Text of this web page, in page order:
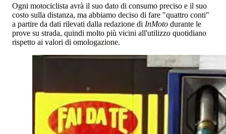
Ogni motociclista avrà il suo dato di consumo preciso e il suo
costo sulla distanza, ma abbiamo deciso di fare "quattro conti"
a partire da dati rilevati dalla redazione di InMoto durante le
prove su strada, quindi molto più vicini all'utilizzo quotidiano
rispetto ai valori di omologazione.